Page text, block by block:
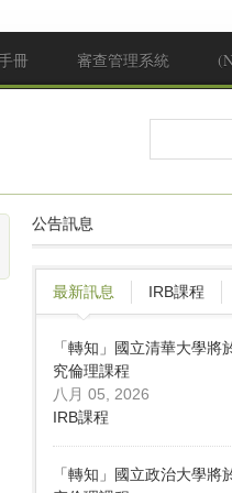
冊 審查管理系統
搜尋
公告訊息
最新訊息 IRB課程
「轉知」國立清華大學
究倫理課程
八月 05, 2026
IRB課程
「轉知」國立政治大學